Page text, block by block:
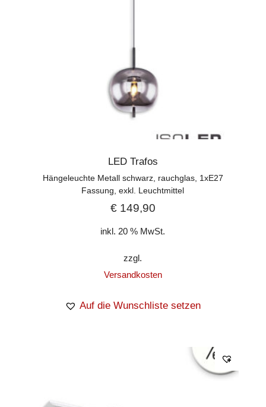
LED Trafos
Hängeleuchte Metall schwarz, rauchglas, 1xE27
Fassung, exkl. Leuchtmittel
€149,90
inkl. 20 % MwSt.
zzgl.
Versandkosten
Auf die Wunschliste setzen